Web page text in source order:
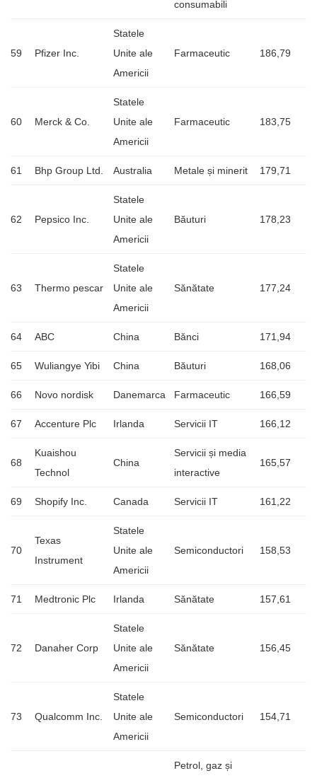
consumabili
59 Pfizer Inc.
Statele
Unite ale
Americii
Farmaceutic 186,79
60 Merck & Co.
Statele
Unite ale
Americii
Farmaceutic 183,75
61 Bhp Group Ltd. Australia Metale și minerit 179,71
62 Pepsico Inc.
Statele
Unite ale
Americii
Băuturi 178,23
63 Thermo pescar
Statele
Unite ale
Americii
Sănătate 177,24
64 ABC China Bănci 171,94
65 Wuliangye Yibi China Băuturi 168,06
66 Novo nordisk Danemarca Farmaceutic 166,59
67 Accenture Plc Irlanda Servicii IT 166,12
68
Kuaishou
Technol
China
Servicii și media
interactive
165,57
69 Shopify Inc. Canada Servicii IT 161,22
70
Texas
Instrument
Statele
Unite ale
Americii
Semiconductori 158,53
71 Medtronic Plc Irlanda Sănătate 157,61
72 Danaher Corp
Statele
Unite ale
Americii
Sănătate 156,45
73 Qualcomm Inc.
Statele
Unite ale
Americii
Semiconductori 154,71
Petrol, gaz și